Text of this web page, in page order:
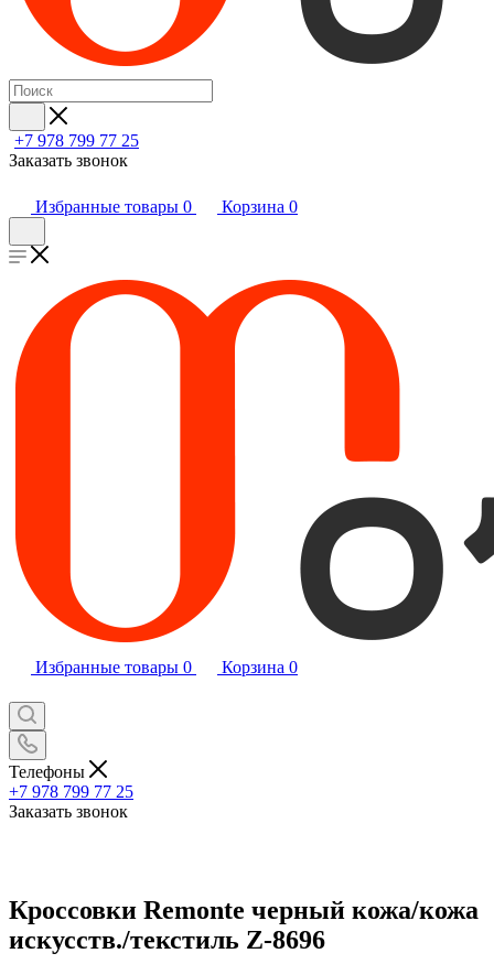
+7 978 799 77 25
Заказать звонок
Избранные товары 0 Корзина 0
Избранные товары 0 Корзина 0
Телефоны
+7 978 799 77 25
Заказать звонок
Кроссовки Remonte черный кожа/кожа
искусств./текстиль Z-8696